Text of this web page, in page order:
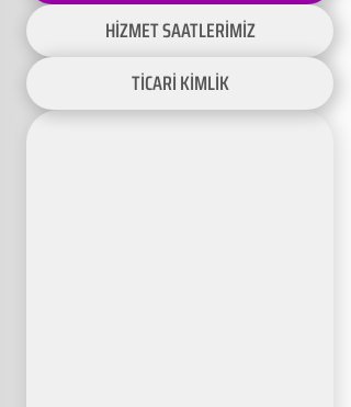
HİZMET SAATLERİMİZ
TİCARİ KİMLİK